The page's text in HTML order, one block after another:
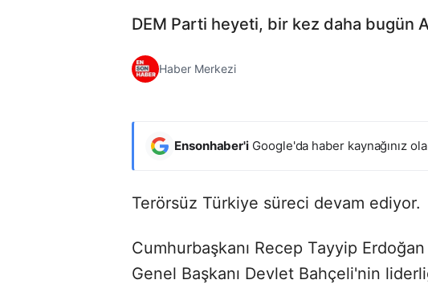
DEM Parti heyeti, bir kez daha bugün
Haber Merkezi
Ensonhaber'i Google'da haber kaynağınız
Terörsüz Türkiye süreci devam ediyor.
Cumhurbaşkanı Recep Tayyip
Genel Başkanı Devlet Bahçeli'nin